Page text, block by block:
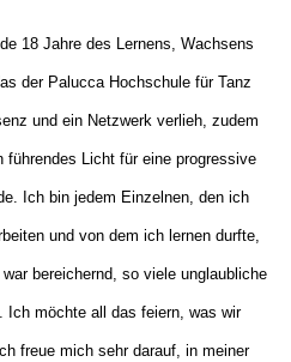
18 Jahre des Lernens, Wachsens
der Palucca Hochschule für Tanz
und ein Netzwerk verlieh, zudem
Licht für eine progressive
Ich bin jedem Einzelnen, den ich
und von dem ich lernen durfte,
bereichernd, so viele unglaubliche
Ich möchte all das feiern, was wir
freue mich sehr darauf, in meiner